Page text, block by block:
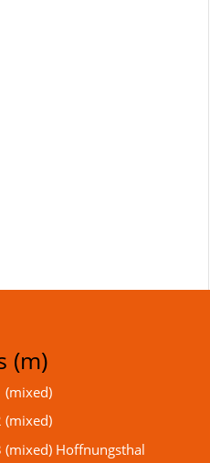
(m)
(mixed)
(mixed)
(mixed) Hoffnungsthal